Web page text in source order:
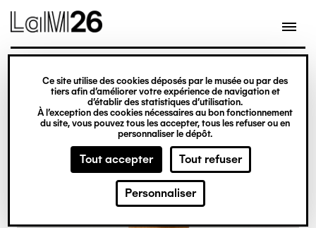
Gestion des cookies
Ce site utilise des cookies déposés par le musée ou par des
tiers afin d’améliorer votre expérience de navigation et
d’établir des statistiques d’utilisation.
À l’exception des cookies nécessaires au bon fonctionnement
du site, vous pouvez tous les accepter, tous les refuser ou en
personnaliser le dépôt.
Tout accepter Tout refuser
Personnaliser
contenu